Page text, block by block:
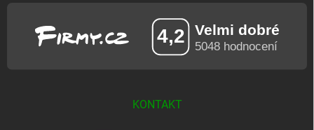
KONTAKT